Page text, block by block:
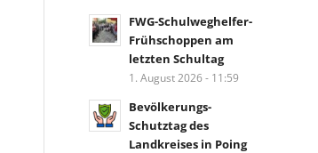
FWG-Schulweghelfer-
Frühschoppen am
letzten Schultag
1. August 2026 - 11:59
Bevölkerungs-
Schutztag des
Landkreises in Poing